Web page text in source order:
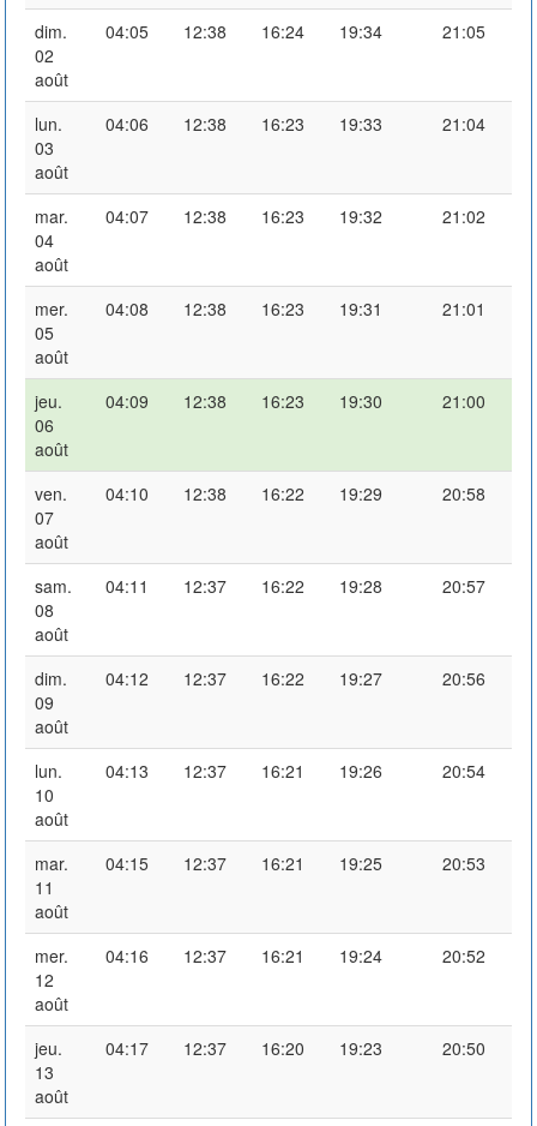
dim.
02
août
04:05 12:38 16:24 19:34 21:05
lun.
03
août
04:06 12:38 16:23 19:33 21:04
mar.
04
août
04:07 12:38 16:23 19:32 21:02
mer.
05
août
04:08 12:38 16:23 19:31 21:01
jeu.
06
août
04:09 12:38 16:23 19:30 21:00
ven.
07
août
04:10 12:38 16:22 19:29 20:58
sam.
08
août
04:11 12:37 16:22 19:28 20:57
dim.
09
août
04:12 12:37 16:22 19:27 20:56
lun.
10
août
04:13 12:37 16:21 19:26 20:54
mar.
11
août
04:15 12:37 16:21 19:25 20:53
mer.
12
août
04:16 12:37 16:21 19:24 20:52
jeu.
13
août
04:17 12:37 16:20 19:23 20:50